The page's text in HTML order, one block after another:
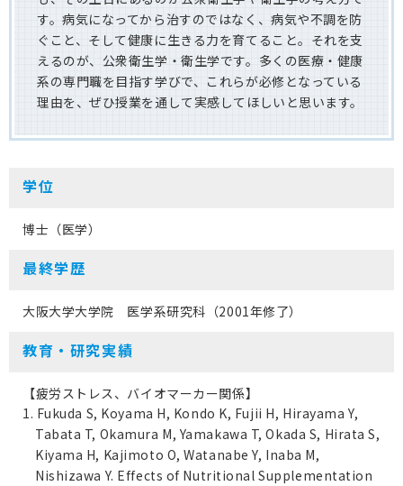
す。病気になってから治すのではなく、病気や不調を防
ぐこと、そして健康に生きる力を育てること。それを支
えるのが、公衆衛生学・衛生学です。多くの医療・健康
系の専門職を目指す学びで、これらが必修となっている
理由を、ぜひ授業を通して実感してほしいと思います。
学位
博士（医学）
最終学歴
大阪大学大学院 医学系研究科（2001年修了）
教育・研究実績
【疲労ストレス、バイオマーカー関係】
1. Fukuda S, Koyama H, Kondo K, Fujii H, Hirayama Y,
Tabata T, Okamura M, Yamakawa T, Okada S, Hirata S,
Kiyama H, Kajimoto O, Watanabe Y, Inaba M,
Nishizawa Y. Effects of Nutritional Supplementation